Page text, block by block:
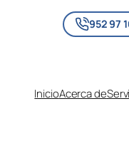
952 97
InicioAcerca de